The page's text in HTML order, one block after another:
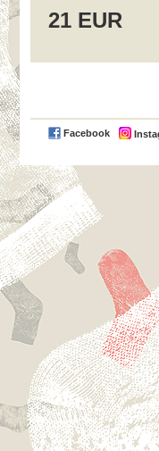
21 EUR
Facebook